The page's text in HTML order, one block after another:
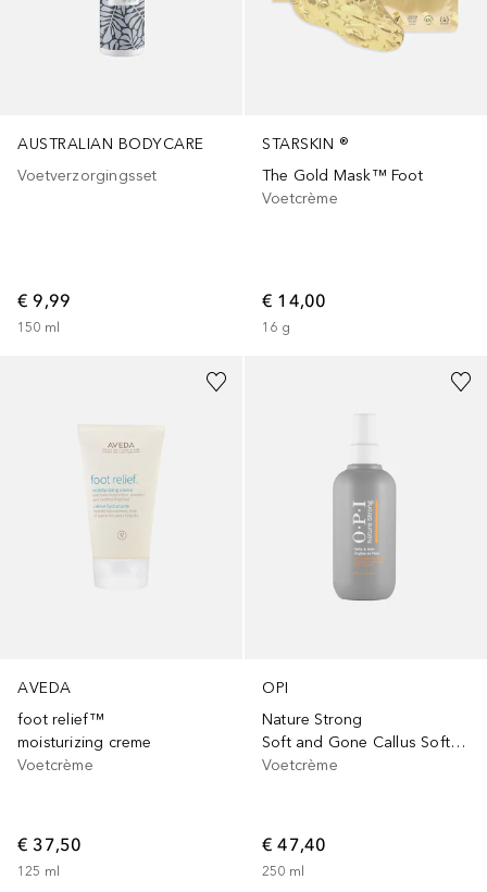
AUSTRALIAN BODYCARE
Voetverzorgingsset
€ 9,99
150 ml
STARSKIN ®
The Gold Mask™ Foot
Voetcrème
€ 14,00
16 g
AVEDA
foot relief™
moisturizing creme
Voetcrème
€ 37,50
125 ml
OPI
Nature Strong
Soft and Gone Callus Softener
Voetcrème
€ 47,40
250 ml